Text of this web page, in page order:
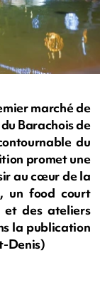
marché de
Barachois de
du
promet une
au cœur de la
un food court
et des ateliers
la publication
Denis)